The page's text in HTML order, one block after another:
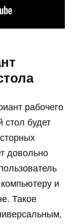
рабочего
стол будет
довольно
и
Такое